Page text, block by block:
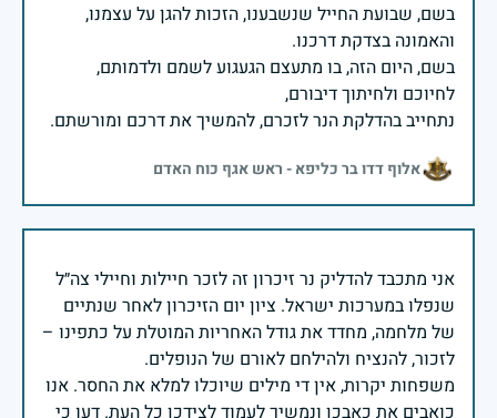
בשם, שבועת החייל שנשבענו, הזכות להגן על עצמנו,
בשם, היום הזה, בו מתעצם הגעגוע לשמם ולדמותם,
נתחייב בהדלקת הנר לזכרם, להמשיך את דרכם ומורשתם.
אלוף דדו בר כליפא - ראש אגף כוח האדם
אני מתכבד להדליק נר זיכרון זה לזכר חיילות וחיילי צה״ל
שנפלו במערכות ישראל. ציון יום הזיכרון לאחר שנתיים
של מלחמה, מחדד את גודל האחריות המוטלת על כתפינו –
משפחות יקרות, אין די מילים שיוכלו למלא את החסר. אנו